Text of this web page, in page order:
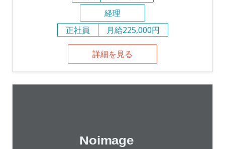
経理
正社員
月給225,000円
詳細を見る